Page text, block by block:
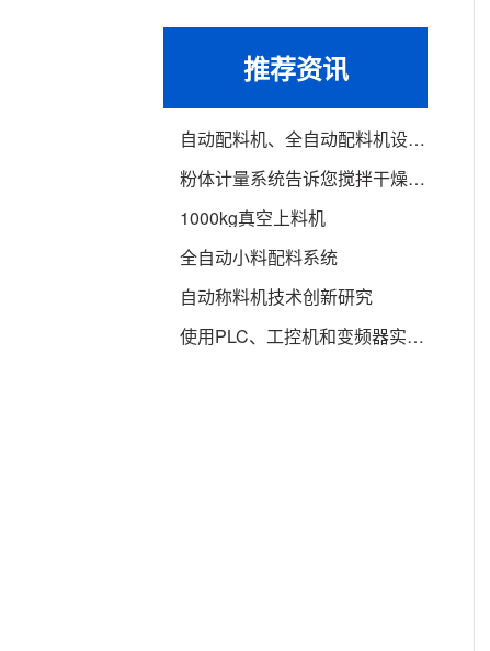
推荐资讯
自动配料机、全自动配料机设备介绍
粉体计量系统告诉您搅拌干燥机的介绍
1000kg真空上料机
全自动小料配料系统
自动称料机技术创新研究
使用PLC、工控机和变频器实现自动配料系统的设计运行